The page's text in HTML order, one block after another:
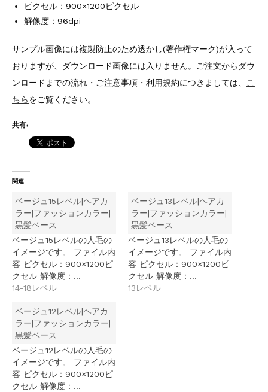
ピクセル：900×1200ピクセル
解像度：96dpi
サンプル画像には複製防止のため透かし(著作権マーク)が入って
おりますが、ダウンロード画像には入りません。ご注文からダウ
ンロードまでの流れ・ご注意事項・利用規約につきましては、
こ
ちらをご覧ください。
共有:
関連
ベージュ15レベル|ヘアカ
ラー|ファッションカラー|
黒髪ベース
ベージュ15レベルの人毛の
イメージです。 ファイル内
容 ピクセル：900×1200ピ
クセル 解像度：…
14-18レベル
ベージュ13レベル|ヘアカ
ラー|ファッションカラー|
黒髪ベース
ベージュ13レベルの人毛の
イメージです。 ファイル内
容 ピクセル：900×1200ピ
クセル 解像度：…
13レベル
ベージュ12レベル|ヘアカ
ラー|ファッションカラー|
黒髪ベース
ベージュ12レベルの人毛の
イメージです。 ファイル内
容 ピクセル：900×1200ピ
クセル 解像度：…